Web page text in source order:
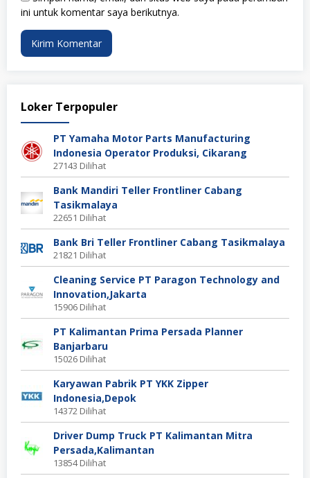
ini untuk komentar saya berikutnya.
Loker Terpopuler
PT Yamaha Motor Parts Manufacturing
Indonesia Operator Produksi, Cikarang
27143 Dilihat
Bank Mandiri Teller Frontliner Cabang
Tasikmalaya
22651 Dilihat
Bank Bri Teller Frontliner Cabang Tasikmalaya
21821 Dilihat
Cleaning Service PT Paragon Technology and
Innovation,Jakarta
15906 Dilihat
PT Kalimantan Prima Persada Planner
Banjarbaru
15026 Dilihat
Karyawan Pabrik PT YKK Zipper
Indonesia,Depok
14372 Dilihat
Driver Dump Truck PT Kalimantan Mitra
Persada,Kalimantan
13854 Dilihat